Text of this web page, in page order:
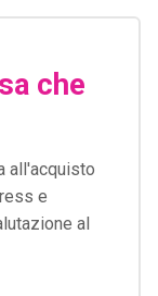
che
all'acquisto
e
al